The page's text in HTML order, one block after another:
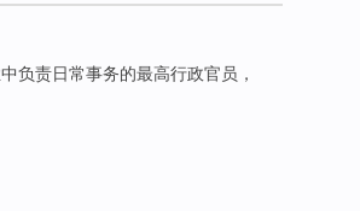
负责日常事务的最高行政官员，